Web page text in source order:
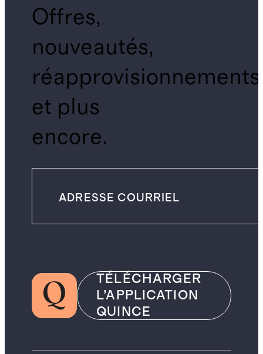
Offres,
nouveautés,
réapprovisionnements
et plus
encore.
TÉLÉCHARGER
L’APPLICATION
QUINCE